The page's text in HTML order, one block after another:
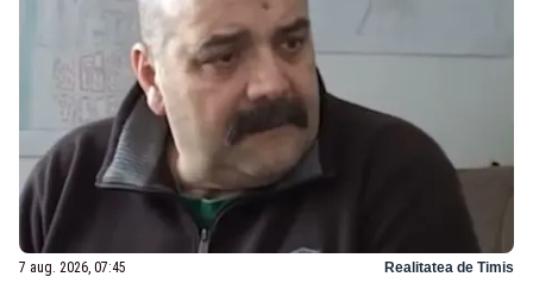
7 aug. 2026, 07:45 Realitatea de Timis